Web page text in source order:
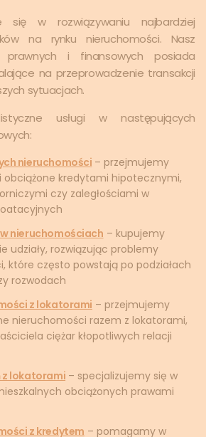
się w rozwiązywaniu najbardziej
na rynku nieruchomości. Nasz
prawnych i finansowych posiada
na przeprowadzenie transakcji
sytuacjach.
usługi w następujących
nieruchomości – przejmujemy
obciążone kredytami hipotecznymi,
czy zaległościami w
w nieruchomościach – kupujemy
udziały, rozwiązując problemy
które często powstają po podziałach
rozwodach
z lokatorami – przejmujemy
nieruchomości razem z lokatorami,
ciężar kłopotliwych relacji
z lokatorami – specjalizujemy się w
obciążonych prawami
z kredytem – pomagamy w